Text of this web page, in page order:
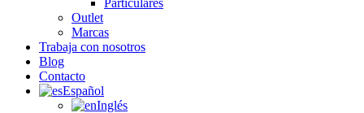
Particulares
Outlet
Marcas
Trabaja con nosotros
Blog
Contacto
Español
Inglés